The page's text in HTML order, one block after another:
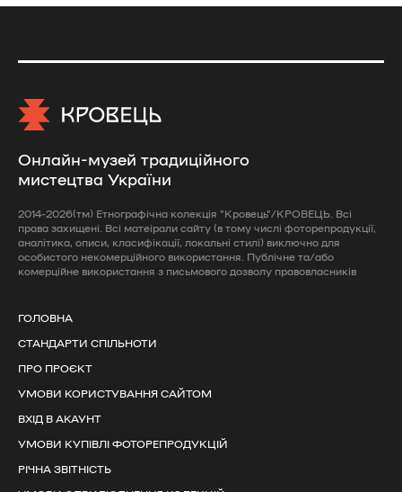
Онлайн-музей традиційного
мистецтва України
2014-2026(тм) Етнографічна колекція "Кровець"/КРОВЕЦЬ. Всі
права захищені. Всі матеірали сайту (в тому числі фоторепродукції,
аналітика, описи, класифікації, локальні стилі) виключно для
особистого некомерційного використання. Публічне та/або
комерційне використання з письмового дозволу правовласників
ГОЛОВНА
СТАНДАРТИ СПІЛЬНОТИ
ПРО ПРОЄКТ
УМОВИ КОРИСТУВАННЯ САЙТОМ
ВХІД В АКАУНТ
УМОВИ КУПІВЛІ ФОТОРЕПРОДУКЦІЙ
РІЧНА ЗВІТНІСТЬ